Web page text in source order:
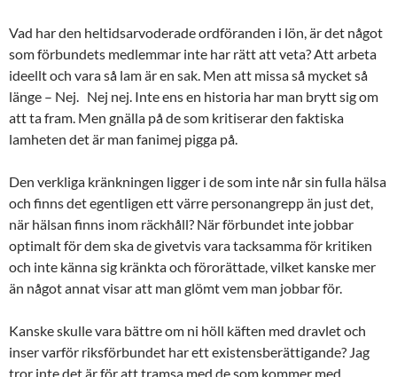
Vad har den heltidsarvoderade ordföranden i lön, är det något
som förbundets medlemmar inte har rätt att veta? Att arbeta
ideellt och vara så lam är en sak. Men att missa så mycket så
länge – Nej. Nej nej. Inte ens en historia har man brytt sig om
att ta fram. Men gnälla på de som kritiserar den faktiska
lamheten det är man fanimej pigga på.
Den verkliga kränkningen ligger i de som inte når sin fulla hälsa
och finns det egentligen ett värre personangrepp än just det,
när hälsan finns inom räckhåll? När förbundet inte jobbar
optimalt för dem ska de givetvis vara tacksamma för kritiken
och inte känna sig kränkta och förorättade, vilket kanske mer
än något annat visar att man glömt vem man jobbar för.
Kanske skulle vara bättre om ni höll käften med dravlet och
inser varför riksförbundet har ett existensberättigande? Jag
tror inte det är för att tramsa med de som kommer med